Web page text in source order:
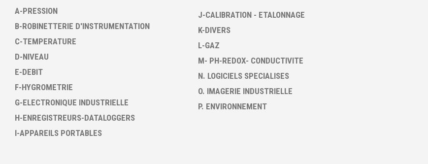
A-PRESSION
B-ROBINETTERIE D'INSTRUMENTATION
C-TEMPERATURE
D-NIVEAU
E-DEBIT
F-HYGROMETRIE
G-ELECTRONIQUE INDUSTRIELLE
H-ENREGISTREURS-DATALOGGERS
I-APPAREILS PORTABLES
J-CALIBRATION - ETALONNAGE
K-DIVERS
L-GAZ
M- PH-REDOX- CONDUCTIVITE
N. LOGICIELS SPECIALISES
O. IMAGERIE INDUSTRIELLE
P. ENVIRONNEMENT